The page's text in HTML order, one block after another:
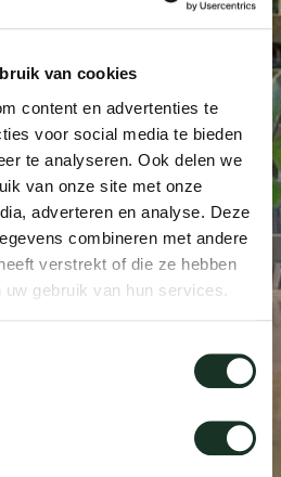
van cookies
content en advertenties te
voor social media te bieden
te analyseren. Ook delen we
van onze site met onze
adverteren en analyse. Deze
combineren met andere
verstrekt of die ze hebben
gebruik van hun services.
dick
ineke